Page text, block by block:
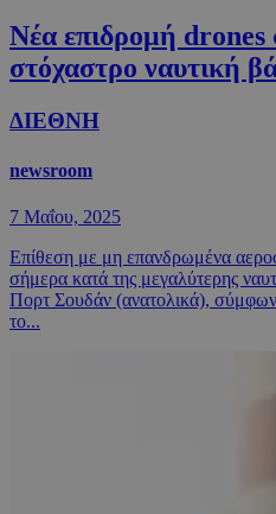
Νέα επιδρομή drones
στόχαστρο ναυτική
ΔΙΕΘΝΗ
newsroom
7 Μαΐου, 2025
Επίθεση με μη επανδρωμένα
σήμερα κατά της μεγαλύτερης
Πορτ Σουδάν (ανατολικά),
το...